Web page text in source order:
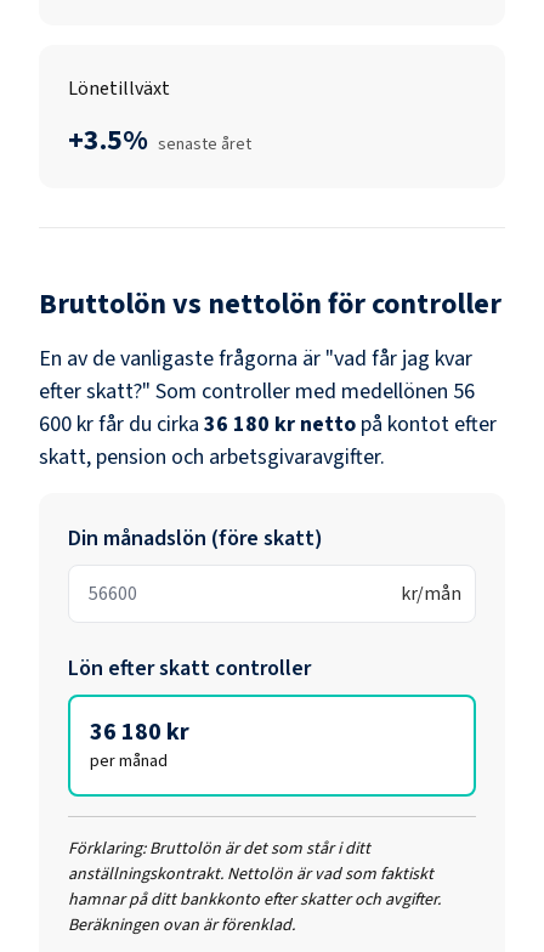
Lönetillväxt
+3.5% senaste året
Bruttolön vs nettolön förcontroller
En av de vanligaste frågorna är "vad får jag kvar
efter skatt?" Som controller med medellönen 56
600 krfår du cirka 36 180 kr netto på kontot efter
skatt, pension och arbetsgivaravgifter.
Din månadslön (före skatt)
kr/mån
Lön efter skatt controller
36 180 kr
per månad
Förklaring: Bruttolön är det som står i ditt
anställningskontrakt. Nettolön är vad som faktiskt
hamnar på ditt bankkonto efter skatter och avgifter.
Beräkningen ovan är förenklad.